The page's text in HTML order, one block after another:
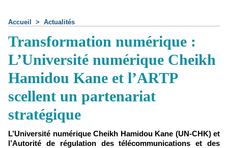
Accueil > Actualités
Transformation numérique :
L’Université numérique Cheikh
Hamidou Kane et l’ARTP
scellent un partenariat
stratégique
L’Université numérique Cheikh Hamidou Kane (UN-CHK) et
l’Autorité de régulation des télécommunications et des